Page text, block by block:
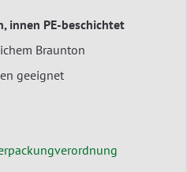
innen PE-beschichtet
Braunton
geeignet